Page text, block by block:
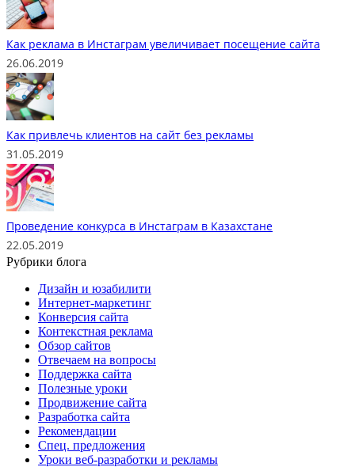
Как реклама в Инстаграм увеличивает посещение сайта
26.06.2019
Как привлечь клиентов на сайт без рекламы
31.05.2019
Проведение конкурса в Инстаграм в Казахстане
22.05.2019
Рубрики блога
Дизайн и юзабилити
Интернет-маркетинг
Конверсия сайта
Контекстная реклама
Обзор сайтов
Отвечаем на вопросы
Поддержка сайта
Полезные уроки
Продвижение сайта
Разработка сайта
Рекомендации
Спец. предложения
Уроки веб-разработки и рекламы